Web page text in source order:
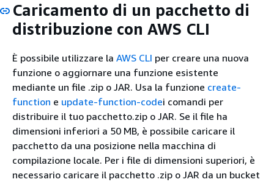
Caricamento di un pacchetto di
distribuzione con AWS CLI
È possibile utilizzare la AWS CLI per creare una nuova
funzione o aggiornare una funzione esistente
mediante un file .zip o JAR. Usa la funzione create-
function e update-function-codei comandi per
distribuire il tuo pacchetto.zip o JAR. Se il file ha
dimensioni inferiori a 50 MB, è possibile caricare il
pacchetto da una posizione nella macchina di
compilazione locale. Per i file di dimensioni superiori, è
necessario caricare il pacchetto .zip o JAR da un bucket